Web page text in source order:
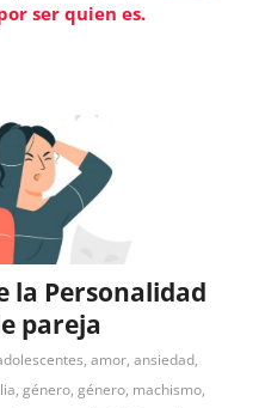
ser quien es.
la Personalidad
pareja
, amor, ansiedad,
, género, género, machismo,